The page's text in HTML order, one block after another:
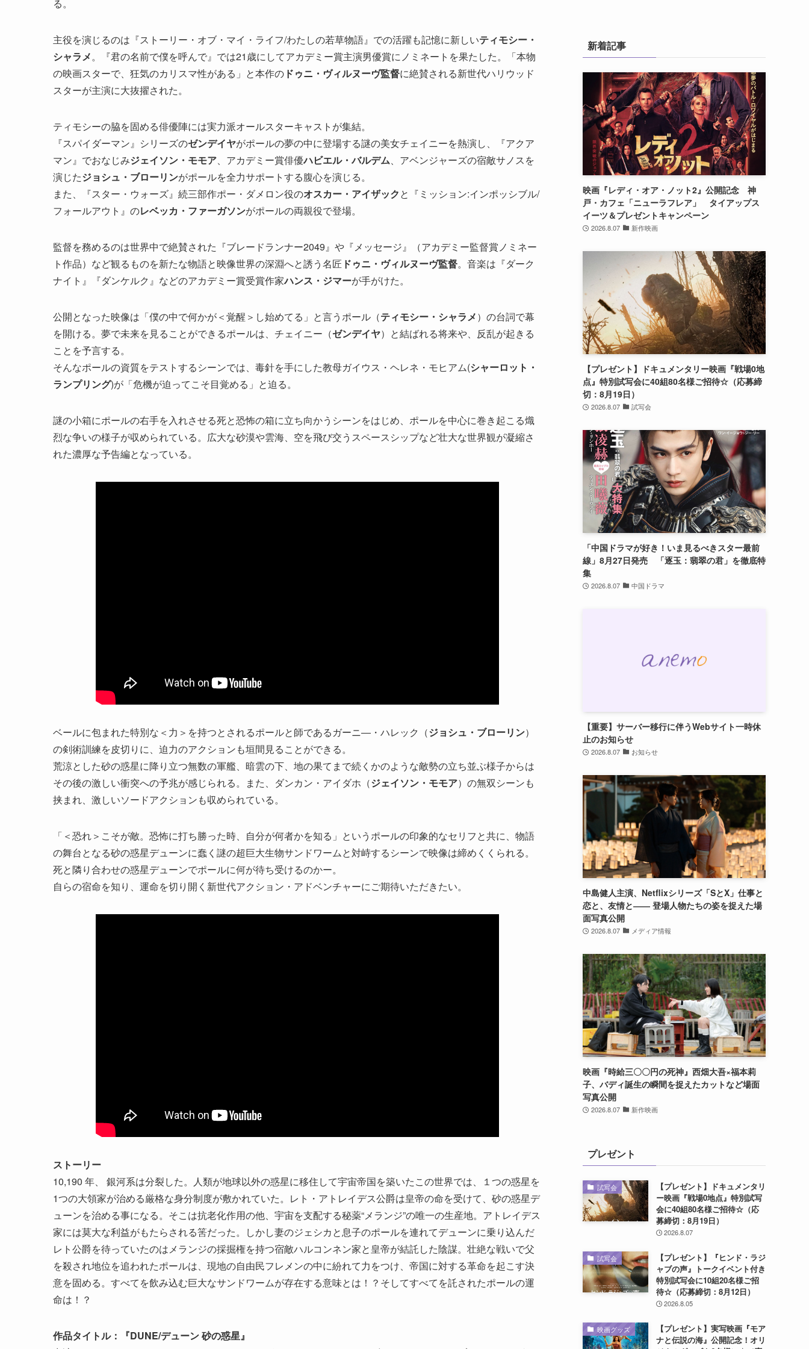
る。
主役を演じるのは『ストーリー・オブ・マイ・ライフ/わたしの若草物語』での活躍も記憶に新しいティモシー・
シャラメ。『君の名前で僕を呼んで』では21歳にしてアカデミー賞主演男優賞にノミネートを果たした。「本物
の映画スターで、狂気のカリスマ性がある」と本作の ドゥニ・ヴィルヌーヴ監督に絶賛される新世代ハリウッド
スターが主演に大抜擢された。
ティモシーの脇を固める俳優陣には実力派オールスターキャストが集結。
『スパイダーマン』シリーズのゼンデイヤがポールの夢の中に登場する謎の美女チェイニーを熱演し、『アクア
マン』でおなじみジェイソン・モモア、アカデミー賞俳優ハビエル・バルデム、アベンジャーズの宿敵サノスを
演じたジョシュ・ブローリンがポールを全力サポートする腹心を演じる。
また、『スター・ウォーズ』続三部作ポー・ダメロン役のオスカー・アイザックと『ミッション:インポッシブル/
フォールアウト』のレベッカ・ファーガソンがポールの両親役で登場。
監督を務めるのは世界中で絶賛された『ブレードランナー2049』や『メッセージ』（アカデミー監督賞ノミネー
ト作品）など観るものを新たな物語と映像世界の深淵へと誘う名匠 ドゥニ・ヴィルヌーヴ監督。音楽は『ダーク
ナイト』『ダンケルク』などのアカデミー賞受賞作家ハンス・ジマーが手がけた。
公開となった映像は「僕の中で何かが＜覚醒＞し始めてる」と言うポール（ティモシー・シャラメ）の台詞で幕
を開ける。夢で未来を見ることができるポールは、チェイニー（ゼンデイヤ）と結ばれる将来や、反乱が起きる
ことを予言する。
そんなポールの資質をテストするシーンでは、毒針を手にした教母ガイウス・ヘレネ・モヒアム(シャーロット・
ランプリング)が「危機が迫ってこそ目覚める」と迫る。
謎の小箱にポールの右手を入れさせる死と恐怖の箱に立ち向かうシーンをはじめ、ポールを中心に巻き起こる熾
烈な争いの様子が収められている。広大な砂漠や雲海、空を飛び交うスペースシップなど壮大な世界観が凝縮さ
れた濃厚な予告編となっている。
ベールに包まれた特別な＜力＞を持つとされるポールと師であるガーニ―・ハレック（ジョシュ・ブローリン）
の剣術訓練を皮切りに、迫力のアクションも垣間見ることができる。
荒涼とした砂の惑星に降り立つ無数の軍艦、暗雲の下、地の果てまで続くかのような敵勢の立ち並ぶ様子からは
その後の激しい衝突への予兆が感じられる。また、ダンカン・アイダホ（ジェイソン・モモア）の無双シーンも
挟まれ、激しいソードアクションも収められている。
「＜恐れ＞こそが敵。恐怖に打ち勝った時、自分が何者かを知る」というポールの印象的なセリフと共に、物語
の舞台となる砂の惑星デューンに蠢く謎の超巨大生物サンドワームと対峙するシーンで映像は締めくくられる。
死と隣り合わせの惑星デューンでポールに何が待ち受けるのかー。
自らの宿命を知り、運命を切り開く新世代アクション・アドベンチャーにご期待いただきたい。
ストーリー
10,190 年、 銀河系は分裂した。人類が地球以外の惑星に移住して宇宙帝国を築いたこの世界では、１つの惑星を
1つの大領家が治める厳格な身分制度が敷かれていた。レト・アトレイデス公爵は皇帝の命を受けて、砂の惑星デ
ューンを治める事になる。そこは抗老化作用の他、宇宙を支配する秘薬“メランジ”の唯一の生産地。アトレイデス
家には莫大な利益がもたらされる筈だった。しかし妻のジェシカと息子のポールを連れてデューンに乗り込んだ
レト公爵を待っていたのはメランジの採掘権を持つ宿敵ハルコンネン家と皇帝が結託した陰謀。壮絶な戦いで父
を殺され地位を追われたポールは、現地の自由民フレメンの中に紛れて力をつけ、帝国に対する革命を起こす決
意を固める。すべてを飲み込む巨大なサンドワームが存在する意味とは！？そしてすべてを託されたポールの運
命は！？
作品タイトル：『DUNE/デューン 砂の惑星』
新着記事
映画『レディ・オア・ノット2』公開記念 神
戸・カフェ「ニューラフレア」 タイアップス
イーツ＆プレゼントキャンペーン
2026.8.07 新作映画
【プレゼント】ドキュメンタリー映画『戦場0地
点』特別試写会に40組80名様ご招待☆（応募締
切：8月19日）
2026.8.07 試写会
「中国ドラマが好き！いま見るべきスター最前
線」8月27日発売 「逐玉：翡翠の君」を徹底特
集
2026.8.07 中国ドラマ
【重要】サーバー移行に伴うWebサイト一時休
止のお知らせ
2026.8.07 お知らせ
中島健人主演、Netflixシリーズ「SとX」仕事と
恋と、友情と―― 登場人物たちの姿を捉えた場
面写真公開
2026.8.07 メディア情報
映画『時給三〇〇円の死神』西畑大吾×福本莉
子、バディ誕生の瞬間を捉えたカットなど場面
写真公開
2026.8.07 新作映画
プレゼント
試写会
【プレゼント】ドキュメンタリ
ー映画『戦場0地点』特別試写
会に40組80名様ご招待☆（応
募締切：8月19日）
2026.8.07
試写会
【プレゼント】『ヒンド・ラジ
ャブの声』トークイベント付き
特別試写会に10組20名様ご招
待☆（応募締切：8月12日）
2026.8.05
映画グッズ
【プレゼント】実写映画『モア
ナと伝説の海』公開記念！オリ